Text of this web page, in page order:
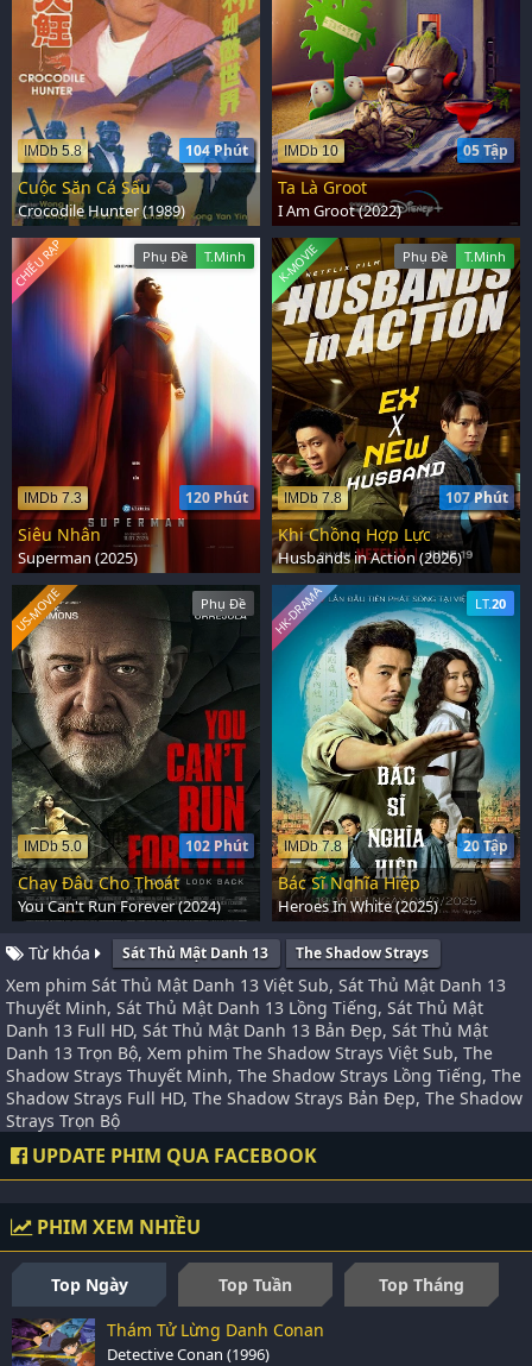
104 Phút
IMDb 5.8
Cuộc Săn Cá Sấu
Crocodile Hunter (1989)
05 Tập
IMDb 10
Ta Là Groot
I Am Groot (2022)
Phụ Đề T.Minh
120 Phút
IMDb 7.3
CHIẾU RẠP
Siêu Nhân
Superman (2025)
Phụ Đề T.Minh
107 Phút
IMDb 7.8
K-MOVIE
Khi Chồng Hợp Lực
Husbands in Action (2026)
Phụ Đề
102 Phút
IMDb 5.0
US-MOVIE
Chạy Đâu Cho Thoát
You Can't Run Forever (2024)
LT.20
20 Tập
IMDb 7.8
HK-DRAMA
Bác Sĩ Nghĩa Hiệp
Heroes In White (2025)
Từ khóa Sát Thủ Mật Danh 13 The Shadow Strays
Xem phim Sát Thủ Mật Danh 13 Việt Sub, Sát Thủ Mật Danh 13
Thuyết Minh, Sát Thủ Mật Danh 13 Lồng Tiếng, Sát Thủ Mật
Danh 13 Full HD, Sát Thủ Mật Danh 13 Bản Đẹp, Sát Thủ Mật
Danh 13 Trọn Bộ, Xem phim The Shadow Strays Việt Sub, The
Shadow Strays Thuyết Minh, The Shadow Strays Lồng Tiếng, The
Shadow Strays Full HD, The Shadow Strays Bản Đẹp, The Shadow
Strays Trọn Bộ
UPDATE PHIM QUA FACEBOOK
PHIM XEM NHIỀU
Top Ngày Top Tuần
Top Tháng
Thám Tử Lừng Danh Conan
Detective Conan (1996)